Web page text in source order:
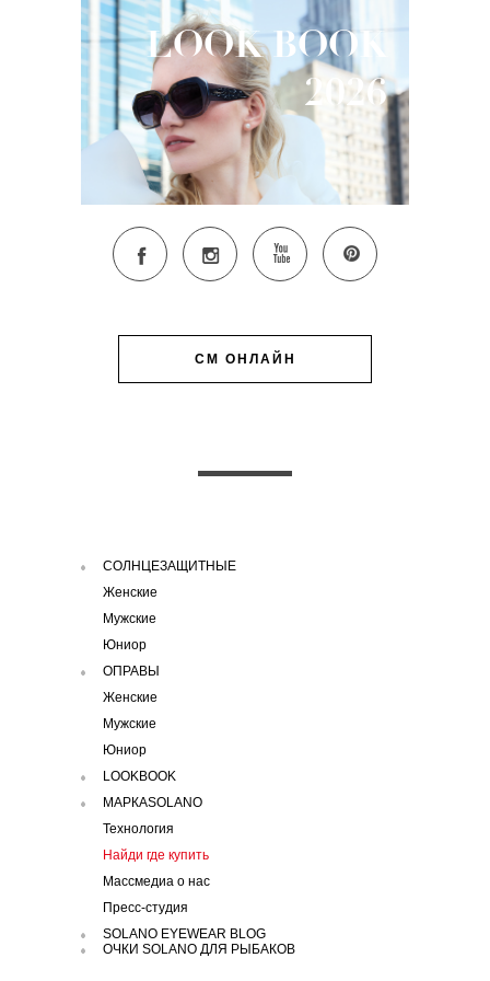
LOOKBOOK
2026
СМ ОНЛАЙН
СОЛНЦЕЗАЩИТНЫЕ
Женские
Мужские
Юниор
ОПРАВЫ
Женские
Мужские
Юниор
LOOKBOOK
МАРКАSOLANO
Технология
Найди где купить
Массмедиа о нас
Пресс-студия
SOLANO EYEWEAR BLOG
ОЧКИ SOLANO ДЛЯ РЫБАКОВ